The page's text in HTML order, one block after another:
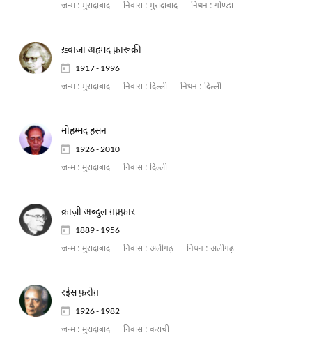
जन्म : मुरादाबाद निवास : मुरादाबाद निधन : गोण्डा
ख़्वाजा अहमद फ़ारूक़ी
1917 - 1996
जन्म : मुरादाबाद निवास : दिल्ली निधन : दिल्ली
मोहम्मद हसन
1926 - 2010
जन्म : मुरादाबाद निवास : दिल्ली
क़ाज़ी अब्दुल ग़फ़्फ़ार
1889 - 1956
जन्म : मुरादाबाद निवास : अलीगढ़ निधन : अलीगढ़
रईस फ़रोग़
1926 - 1982
जन्म : मुरादाबाद निवास : कराची